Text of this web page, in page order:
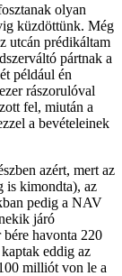
olyan
küzdöttünk. Még
utcán prédikáltam
pártnak a
például én
rászorulóval
fel, miután a
a bevételeinek
azért, mert az
is kimondta), az
pedig a NAV
járó
havonta 220
eddig az
milliót von le a